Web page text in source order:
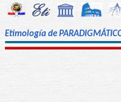
Etimología de